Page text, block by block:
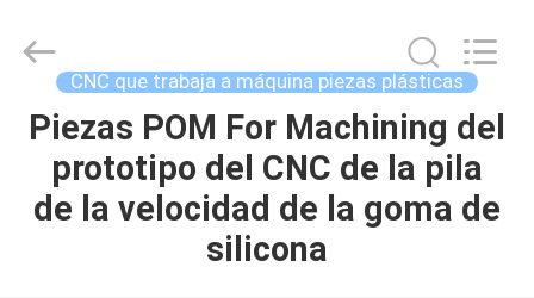
EN
CASA.
Tuofa
Technology
Rights
Reserved.
CNC que trabaja a máquina piezas plásticas
Piezas POM For Machining del
prototipo del CNC de la pila
de la velocidad de la goma de
silicona